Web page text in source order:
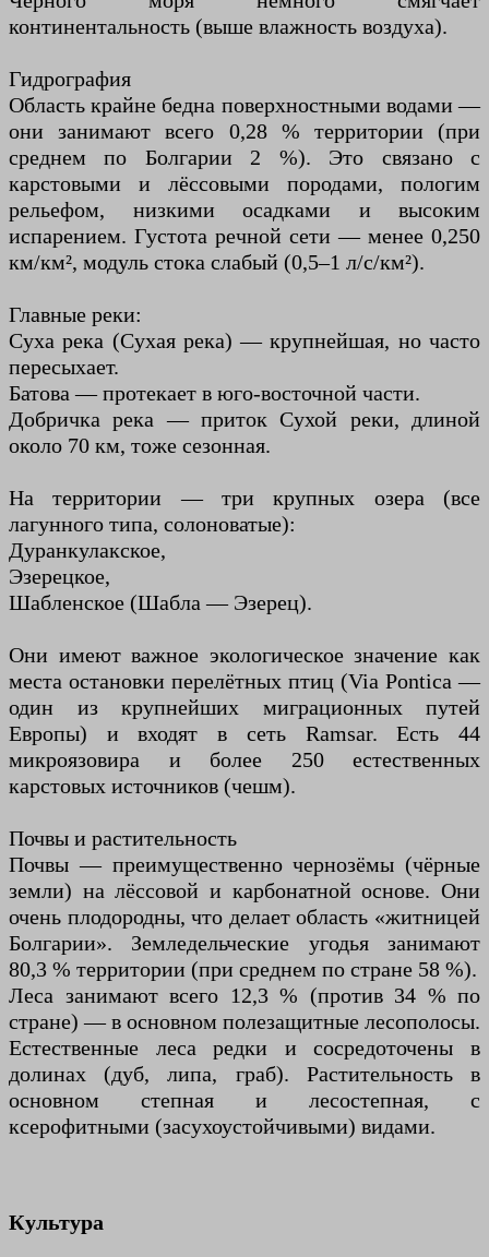
континентальность (выше влажность воздуха).
Гидрография
Область крайне бедна поверхностными водами —
они занимают всего 0,28 % территории (при
среднем по Болгарии 2 %). Это связано с
карстовыми и лёссовыми породами, пологим
рельефом, низкими осадками и высоким
испарением. Густота речной сети — менее 0,250
км/км², модуль стока слабый (0,5–1 л/с/км²).
Главные реки:
Суха река (Сухая река) — крупнейшая, но часто
пересыхает.
Батова — протекает в юго-восточной части.
Добричка река — приток Сухой реки, длиной
около 70 км, тоже сезонная.
На территории — три крупных озера (все
лагунного типа, солоноватые):
Дуранкулакское,
Эзерецкое,
Шабленское (Шабла — Эзерец).
Они имеют важное экологическое значение как
места остановки перелётных птиц (Via Pontica —
один из крупнейших миграционных путей
Европы) и входят в сеть Ramsar. Есть 44
микроязовира и более 250 естественных
карстовых источников (чешм).
Почвы и растительность
Почвы — преимущественно чернозёмы (чёрные
земли) на лёссовой и карбонатной основе. Они
очень плодородны, что делает область «житницей
Болгарии». Земледельческие угодья занимают
80,3 % территории (при среднем по стране 58 %).
Леса занимают всего 12,3 % (против 34 % по
стране) — в основном полезащитные лесополосы.
Естественные леса редки и сосредоточены в
долинах (дуб, липа, граб). Растительность в
основном степная и лесостепная, с
ксерофитными (засухоустойчивыми) видами.
Культура